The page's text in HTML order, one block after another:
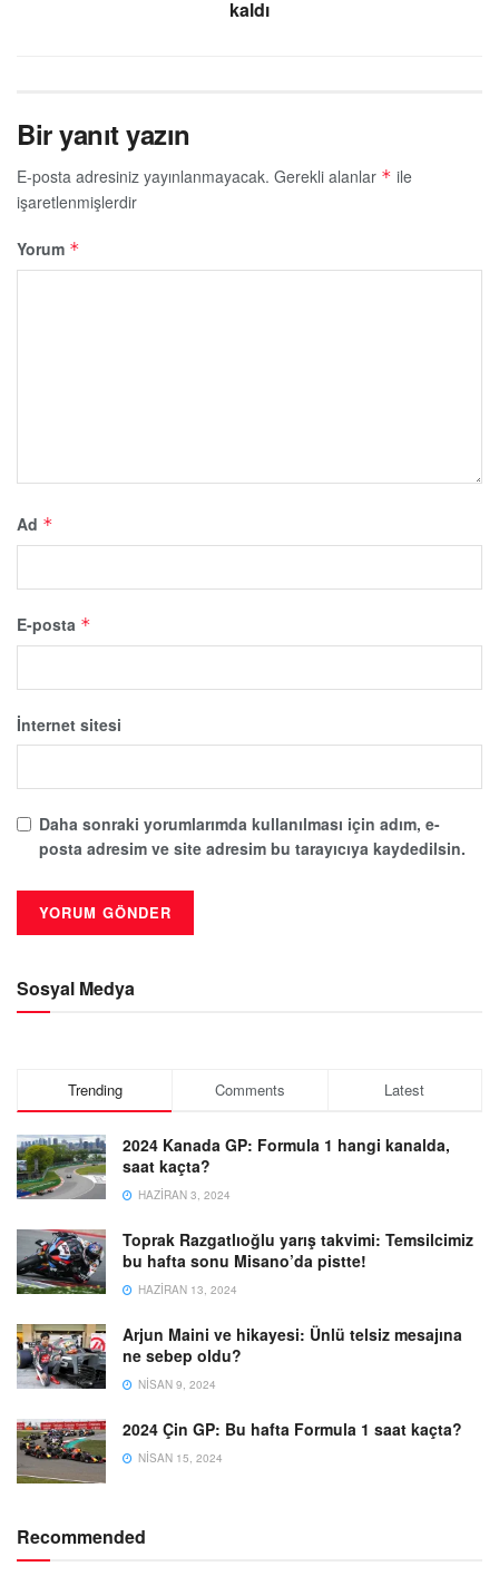
kaldı
Bir yanıt yazın
E-posta adresiniz yayınlanmayacak. Gerekli alanlar * ile
işaretlenmişlerdir
Yorum *
Ad *
E-posta *
İnternet sitesi
Daha sonraki yorumlarımda kullanılması için adım, e-
posta adresim ve site adresim bu tarayıcıya kaydedilsin.
Sosyal Medya
Trending Comments Latest
2024 Kanada GP: Formula 1 hangi kanalda,
saat kaçta?
HAZIRAN 3, 2024
Toprak Razgatlıoğlu yarış takvimi: Temsilcimiz
bu hafta sonu Misano’da pistte!
HAZIRAN 13, 2024
Arjun Maini ve hikayesi: Ünlü telsiz mesajına
ne sebep oldu?
NISAN 9, 2024
2024 Çin GP: Bu hafta Formula 1 saat kaçta?
NISAN 15, 2024
Recommended